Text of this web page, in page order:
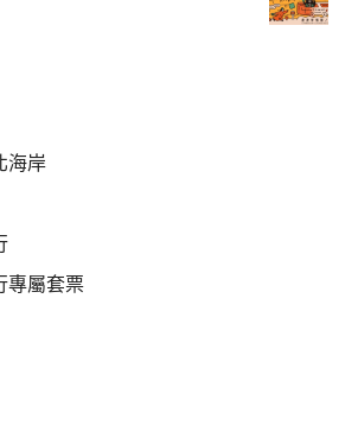
海岸
專屬套票